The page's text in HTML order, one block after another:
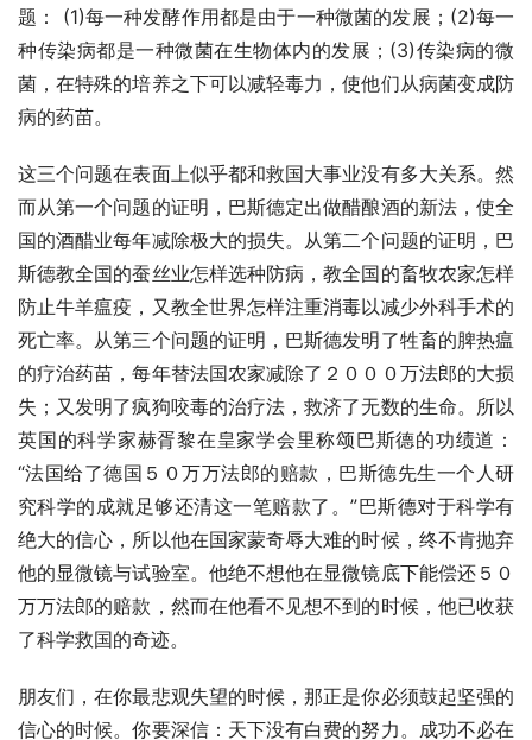
题： (1)每一种发酵作用都是由于一种微菌的发展；(2)每一
种传染病都是一种微菌在生物体内的发展；(3)传染病的微
菌，在特殊的培养之下可以减轻毒力，使他们从病菌变成防
病的药苗。
这三个问题在表面上似乎都和救国大事业没有多大关系。然
而从第一个问题的证明，巴斯德定出做醋酿酒的新法，使全
国的酒醋业每年减除极大的损失。从第二个问题的证明，巴
斯德教全国的蚕丝业怎样选种防病，教全国的畜牧农家怎样
防止牛羊瘟疫，又教全世界怎样注重消毒以减少外科手术的
死亡率。从第三个问题的证明，巴斯德发明了牲畜的脾热瘟
的疗治药苗，每年替法国农家减除了２０００万法郎的大损
失；又发明了疯狗咬毒的治疗法，救济了无数的生命。所以
英国的科学家赫胥黎在皇家学会里称颂巴斯德的功绩道：
“法国给了德国５０万万法郎的赔款，巴斯德先生一个人研
究科学的成就足够还清这一笔赔款了。”巴斯德对于科学有
绝大的信心，所以他在国家蒙奇辱大难的时候，终不肯抛弃
他的显微镜与试验室。他绝不想他在显微镜底下能偿还５０
万万法郎的赔款，然而在他看不见想不到的时候，他已收获
了科学救国的奇迹。
朋友们，在你最悲观失望的时候，那正是你必须鼓起坚强的
信心的时候。你要深信：天下没有白费的努力。成功不必在